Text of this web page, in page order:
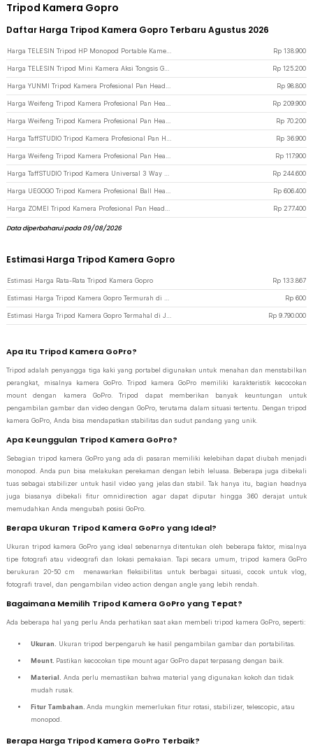
Tripod Kamera Gopro
Daftar Harga Tripod Kamera Gopro Terbaru Agustus 2026
Rp 138.900
Rp 125.200
Rp 98.800
Rp 209.900
Rp 70.200
Rp 36.900
Rp 117.900
Rp 244.600
Rp 606.400
Rp 277.400
Data diperbaharui pada 09/08/2026
Estimasi Harga Tripod Kamera Gopro
Estimasi Harga Rata-Rata Tripod Kamera Gopro Rp 133.867
Rp 600
Rp 9.790.000
Apa Itu Tripod Kamera GoPro?
Tripod adalah penyangga tiga kaki yang portabel digunakan untuk menahan dan menstabilkan
perangkat, misalnya kamera GoPro. Tripod kamera GoPro memiliki karakteristik kecocokan
mount dengan kamera GoPro. Tripod dapat memberikan banyak keuntungan untuk
pengambilan gambar dan video dengan GoPro, terutama dalam situasi tertentu. Dengan tripod
kamera GoPro, Anda bisa mendapatkan stabilitas dan sudut pandang yang unik.
Apa Keunggulan Tripod Kamera GoPro?
Sebagian tripod kamera GoPro yang ada di pasaran memiliki kelebihan dapat diubah menjadi
monopod. Anda pun bisa melakukan perekaman dengan lebih leluasa. Beberapa juga dibekali
tuas sebagai stabilizer untuk hasil video yang jelas dan stabil. Tak hanya itu, bagian headnya
juga biasanya dibekali fitur omnidirection agar dapat diputar hingga 360 derajat untuk
memudahkan Anda mengubah posisi GoPro.
Berapa Ukuran Tripod Kamera GoPro yang Ideal?
Ukuran tripod kamera GoPro yang ideal sebenarnya ditentukan oleh beberapa faktor, misalnya
tipe fotografi atau videografi dan lokasi pemakaian. Tapi secara umum, tripod kamera GoPro
berukuran 20-50 cm menawarkan fleksibilitas untuk berbagai situasi, cocok untuk vlog,
fotografi travel, dan pengambilan video action dengan angle yang lebih rendah.
Bagaimana Memilih Tripod Kamera GoPro yang Tepat?
Ada beberapa hal yang perlu Anda perhatikan saat akan membeli tripod kamera GoPro, seperti:
Ukuran. Ukuran tripod berpengaruh ke hasil pengambilan gambar dan portabilitas.
Mount. Pastikan kecocokan tipe mount agar GoPro dapat terpasang dengan baik.
Material.
Anda perlu memastikan bahwa material yang digunakan kokoh dan tidak
mudah rusak.
Fitur Tambahan. Anda mungkin memerlukan fitur rotasi, stabilizer, telescopic, atau
monopod.
Berapa Harga Tripod Kamera GoPro Terbaik?